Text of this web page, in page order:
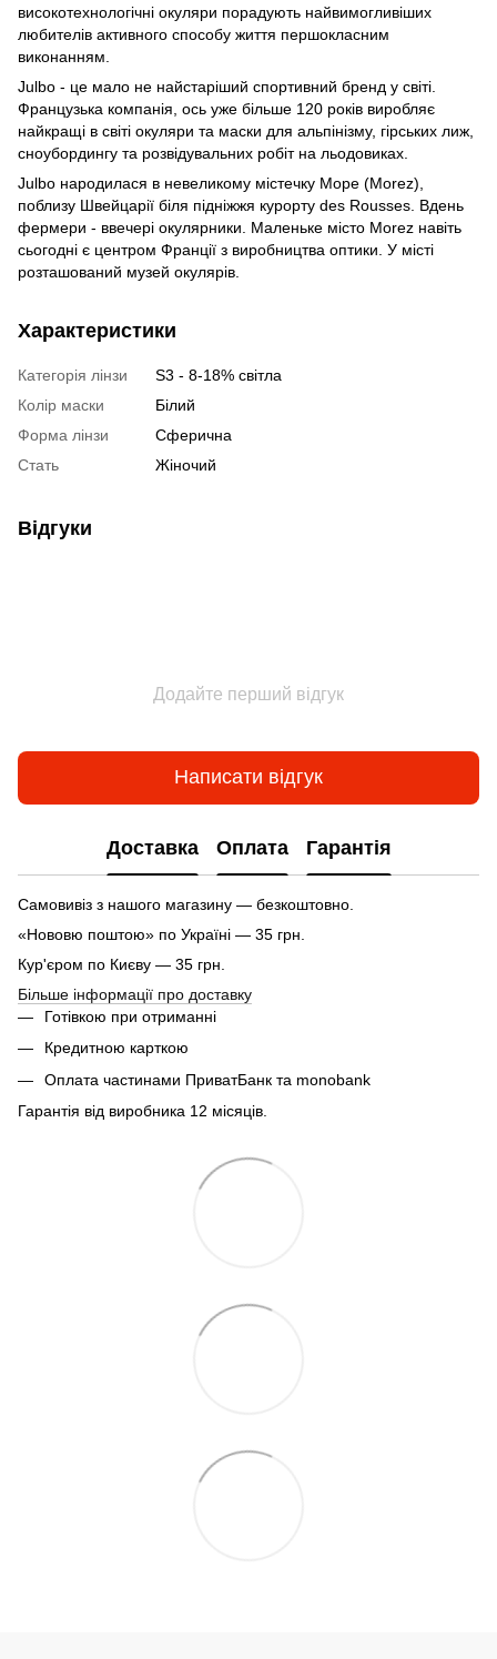
високотехнологічні окуляри порадують найвимогливіших
любителів активного способу життя першокласним
виконанням.
Julbo - це мало не найстаріший спортивний бренд у світі.
Французька компанія, ось уже більше 120 років виробляє
найкращі в світі окуляри та маски для альпінізму, гірських лиж,
сноубордингу та розвідувальних робіт на льодовиках.
Julbo народилася в невеликому містечку Море (Morez),
поблизу Швейцарії біля підніжжя курорту des Rousses. Вдень
фермери - ввечері окулярники. Маленьке місто Morez навіть
сьогодні є центром Франції з виробництва оптики. У місті
розташований музей окулярів.
Характеристики
Категорія лінзи
S3 - 8-18% світла
Колір маски
Білий
Форма лінзи
Сферична
Стать
Жіночий
Відгуки
Додайте перший відгук
Написати відгук
Доставка Оплата Гарантія
Самовивіз з нашого магазину — безкоштовно.
«Нововю поштою» по Україні — 35 грн.
Кур'єром по Києву — 35 грн.
Більше інформації про доставку
Готівкою при отриманні
Кредитною карткою
Оплата частинами ПриватБанк та monobank
Гарантія від виробника 12 місяців.